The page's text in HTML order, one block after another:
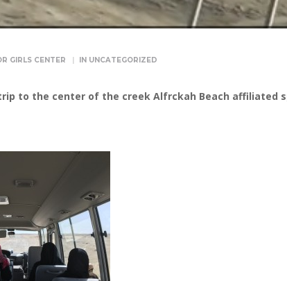
GIRLS CENTER IN UNCATEGORIZED
to the center of the creek Alfrckah Beach affiliated